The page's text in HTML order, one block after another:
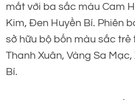
mắt với ba sắc màu Cam
Kim, Đen Huyền Bí. Phiên
sở hữu bộ bốn màu sắc
Thanh Xuân, Vàng Sa
Bí.